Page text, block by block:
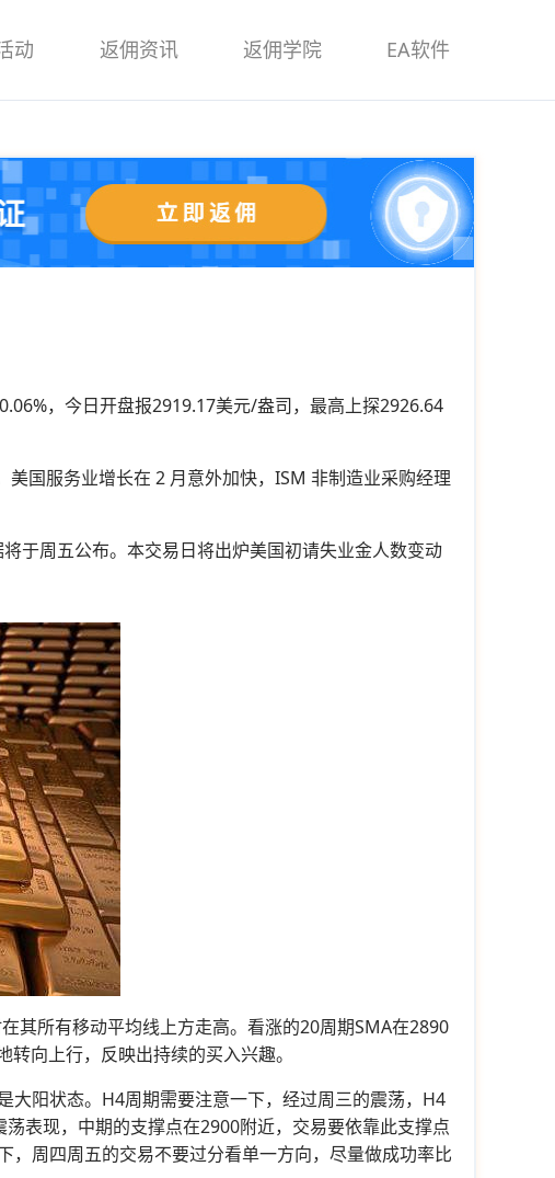
动 返佣资讯 返佣学院 EA软件
，今日开盘报2919.17美元/盎司，最高上探2926.64
国服务业增长在 2 月意外加快，ISM 非制造业采购经理
于周五公布。本交易日将出炉美国初请失业金人数变动
其所有移动平均线上方走高。看涨的20周期SMA在2890
向上行，反映出持续的买入兴趣。
大阳状态。H4周期需要注意一下，经过周三的震荡，H4
表现，中期的支撑点在2900附近，交易要依靠此支撑点
周四周五的交易不要过分看单一方向，尽量做成功率比